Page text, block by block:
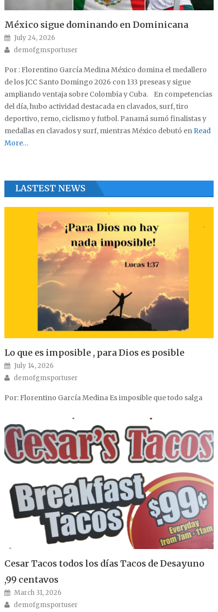
México sigue dominando en Dominicana
Posted on
July 24, 2026
Author
demofgmsportuser
Por : Florentino García Medina México domina el medallero
de los JCC Santo Domingo 2026 con 133 preseas y sigue
ampliando ventaja sobre Colombia y Cuba. En competencias
del día, hubo actividad destacada en clavados, surf, tiro
deportivo, remo, ciclismo y futbol. Panamá sumó finalistas y
medallas en clavados y surf, mientras México debutó enRead
More…
LASTEST NEWS
Lo que es imposible , para Dios es posible
Posted on
July 14, 2026
Author
demofgmsportuser
Por: Florentino García Medina Es imposible que todo salga
Cesar Tacos todos los días Tacos de Desayuno
,99 centavos
Posted on
March 31, 2026
Author
demofgmsportuser